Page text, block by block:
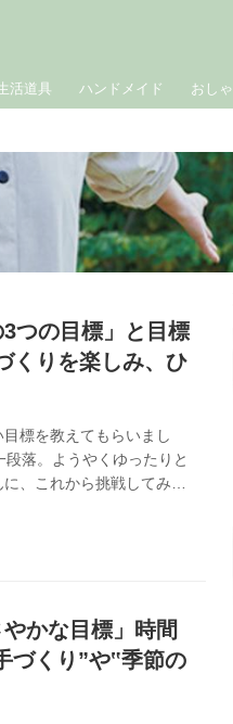
活道具 ハンドメイド おし
つの目標」と目標
くりを楽しみ、ひ
標を教えてもらいまし
落。ようやくゆったりと
、これから挑戦してみた
いました。（『天然生
かな目標」時間
づくり”や‟季節の